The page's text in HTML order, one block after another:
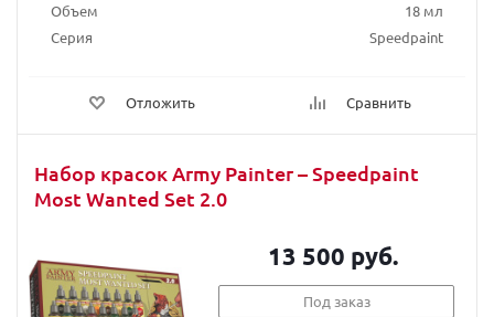
Объем
18 мл
Серия
Speedpaint
Отложить Сравнить
Набор красок Army Painter – Speedpaint
Most Wanted Set 2.0
13 500 руб.
Под заказ